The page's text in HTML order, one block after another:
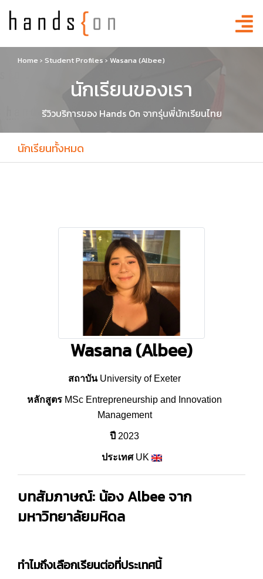
Home › Student Profiles › Wasana (Albee)
นักเรียนของเรา
รีวิวบริการของ Hands On จากรุ่นพี่นักเรียนไทย
นักเรียนทั้งหมด
Wasana (Albee)
สถาบันUniversity of Exeter
หลักสูตร MSc Entrepreneurship and Innovation
Management
ปี 2023
ประเทศUK
บทสัมภาษณ์: น้อง Albee จาก
มหาวิทยาลัยมหิดล
ทำไมถึงเลือกเรียนต่อที่ประเทศนี้